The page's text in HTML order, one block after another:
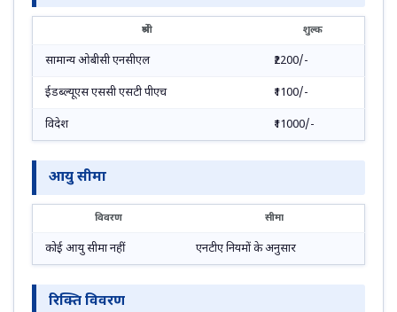
श्रेणी शुल्क
सामान्य ओबीसी एनसीएल ₹2200/-
ईडब्ल्यूएस एससी एसटी पीएच ₹1100/-
विदेश ₹11000/-
आयु सीमा
विवरण सीमा
कोई आयु सीमा नहीं एनटीए नियमों के अनुसार
रिक्ति विवरण